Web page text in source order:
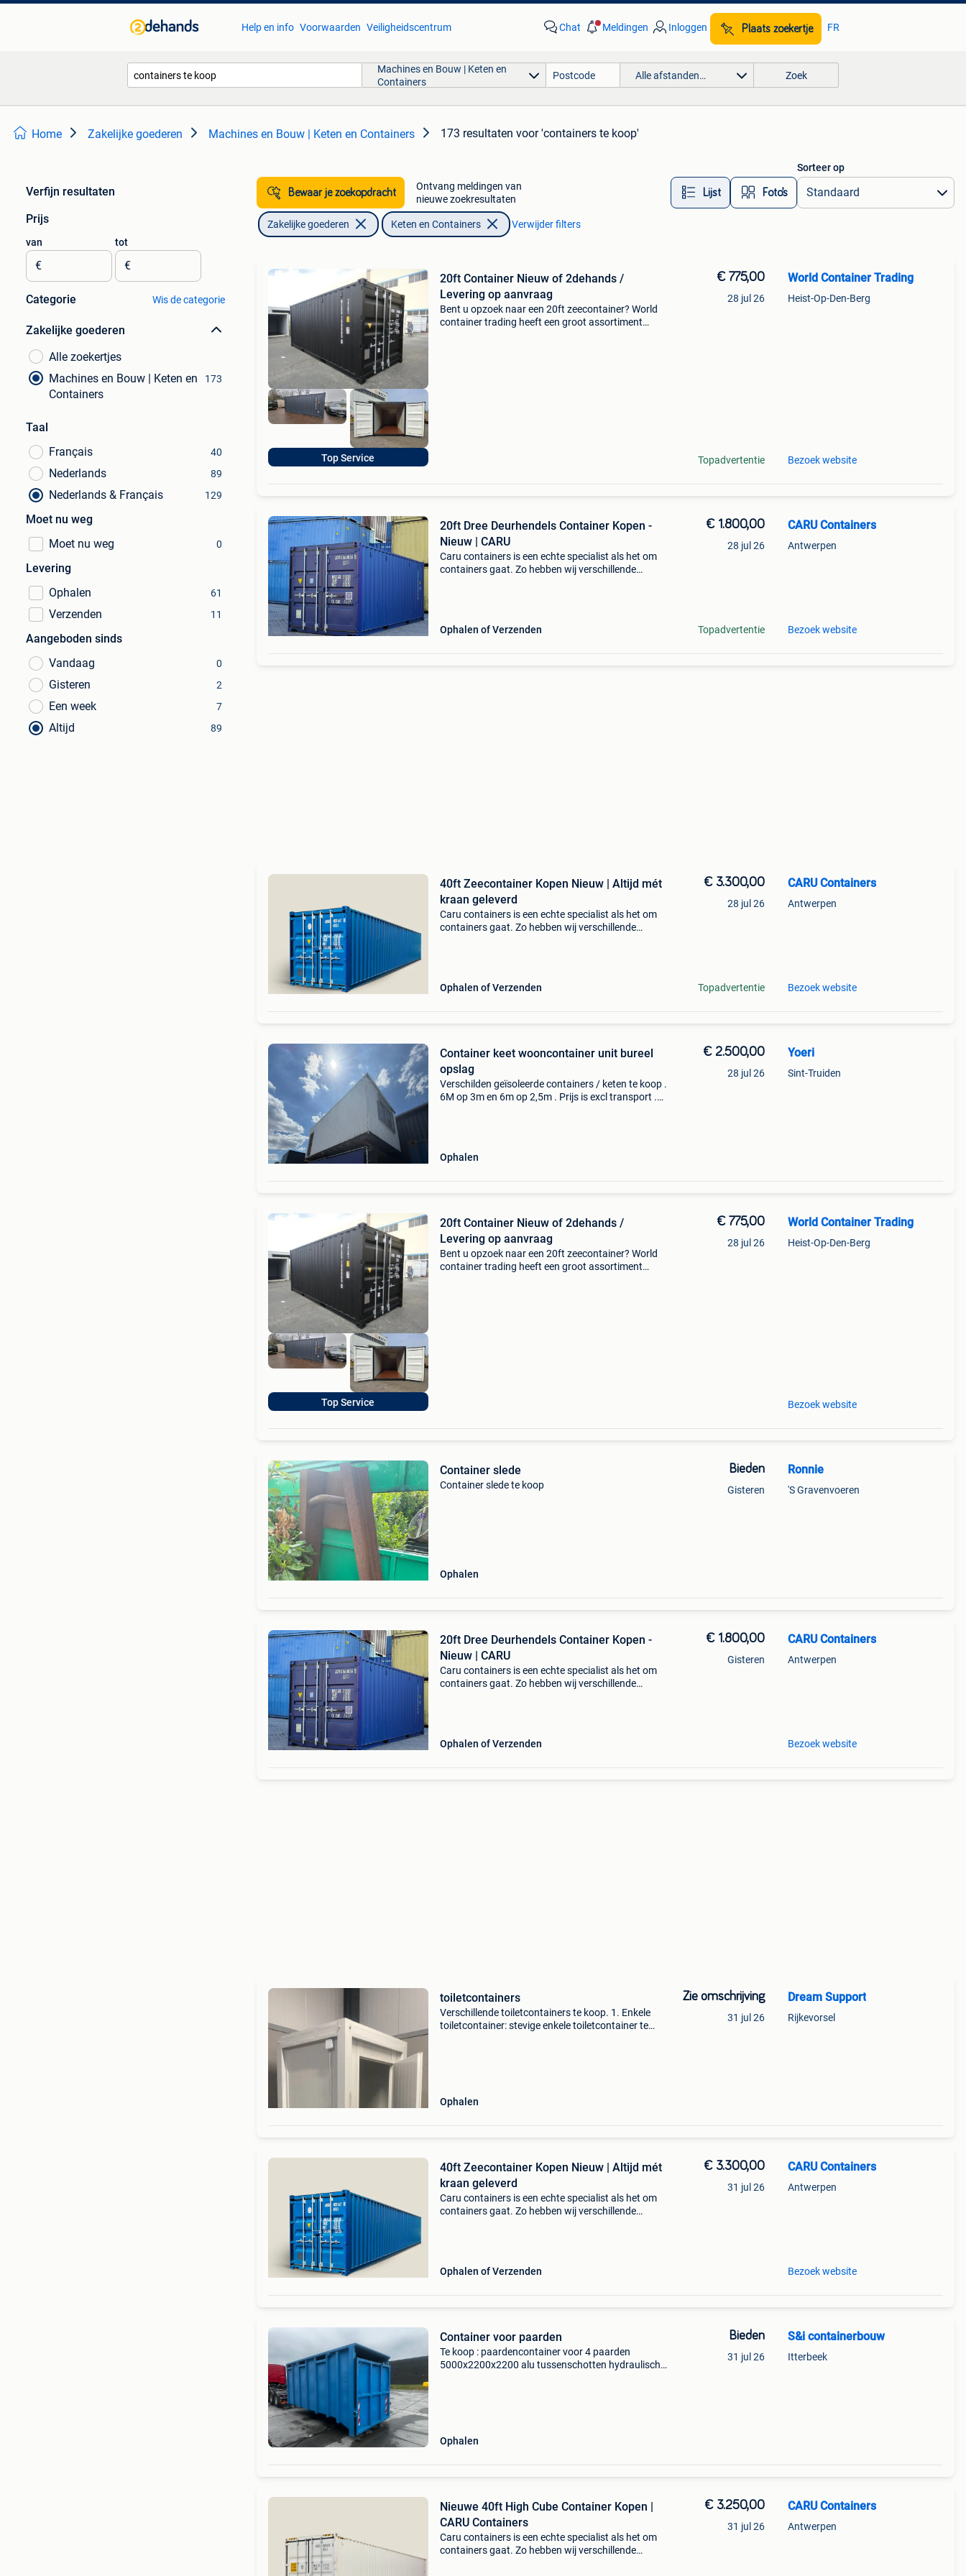
Help en info Voorwaarden Veiligheidscentrum Chat Meldingen Inloggen Plaats zoekertje FR
Machines en Bouw | Keten en
Containers
Alle afstanden… Zoek
Home Zakelijke goederen Machines en Bouw | Keten en Containers 173 resultaten voor 'containers te koop'
Verfijn resultaten
Prijs
van
€
tot
€
Categorie Wis de categorie
Zakelijke goederen
Alle zoekertjes
Machines en Bouw | Keten en
Containers
173
Taal
Français
40
Nederlands 89
Nederlands & Français 129
Moet nu weg
Moet nu weg
0
Levering
Ophalen
61
Verzenden 11
Aangeboden sinds
Vandaag
0
Gisteren 2
Een week 7
Altijd 89
Bewaar je zoekopdracht
Ontvang meldingen van
nieuwe zoekresultaten
Lijst Foto’s
Sorteer op
Zakelijke goederen Keten en Containers Verwijder filters
Top Service
20ft Container Nieuw of 2dehands /
Levering op aanvraag
Bent u opzoek naar een 20ft zeecontainer? World
container trading heeft een groot assortiment
€ 775,00
28 jul 26
Topadvertentie
World Container Trading
Heist-Op-Den-Berg
Bezoek website
20ft Dree Deurhendels Container Kopen -
Nieuw | CARU
Caru containers is een echte specialist als het om
containers gaat. Zo hebben wij verschillende
Ophalen of Verzenden
€ 1.800,00
28 jul 26
Topadvertentie
CARU Containers
Antwerpen
Bezoek website
40ft Zeecontainer Kopen Nieuw | Altijd mét
kraan geleverd
Caru containers is een echte specialist als het om
containers gaat. Zo hebben wij verschillende
Ophalen of Verzenden
€ 3.300,00
28 jul 26
Topadvertentie
CARU Containers
Antwerpen
Bezoek website
Container keet wooncontainer unit bureel
opslag
Verschilden geïsoleerde containers / keten te koop .
6M op 3m en 6m op 2,5m . Prijs is excl transport .
Ophalen
€ 2.500,00
28 jul 26
Yoeri
Sint-Truiden
Top Service
20ft Container Nieuw of 2dehands /
Levering op aanvraag
Bent u opzoek naar een 20ft zeecontainer? World
container trading heeft een groot assortiment
€ 775,00
28 jul 26
World Container Trading
Heist-Op-Den-Berg
Bezoek website
Container slede
Container slede te koop
Ophalen
Bieden
Gisteren
Ronnie
'S Gravenvoeren
20ft Dree Deurhendels Container Kopen -
Nieuw | CARU
Caru containers is een echte specialist als het om
containers gaat. Zo hebben wij verschillende
Ophalen of Verzenden
€ 1.800,00
Gisteren
CARU Containers
Antwerpen
Bezoek website
toiletcontainers
Verschillende toiletcontainers te koop. 1. Enkele
toiletcontainer: stevige enkele toiletcontainer te
Ophalen
Zie omschrijving
31 jul 26
Dream Support
Rijkevorsel
40ft Zeecontainer Kopen Nieuw | Altijd mét
kraan geleverd
Caru containers is een echte specialist als het om
containers gaat. Zo hebben wij verschillende
Ophalen of Verzenden
€ 3.300,00
31 jul 26
CARU Containers
Antwerpen
Bezoek website
Container voor paarden
Te koop : paardencontainer voor 4 paarden
5000x2200x2200 alu tussenschotten hydraulische
Ophalen
Bieden
31 jul 26
S&i containerbouw
Itterbeek
Nieuwe 40ft High Cube Container Kopen |
CARU Containers
Caru containers is een echte specialist als het om
containers gaat. Zo hebben wij verschillende
€ 3.250,00
31 jul 26
CARU Containers
Antwerpen